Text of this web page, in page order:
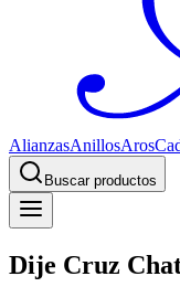
AlianzasAnillosAros
Buscar productos
Dije Cruz